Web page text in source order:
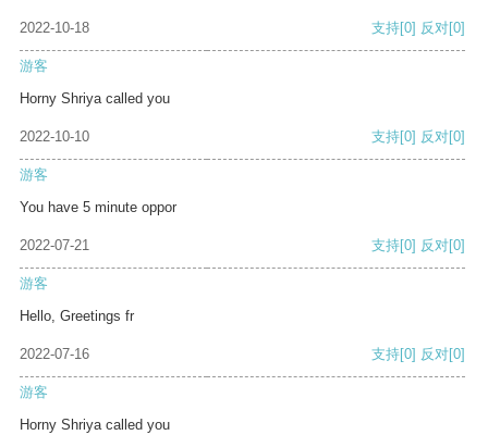
2022-10-18 支持[0] 反对[0]
游客
Horny Shriya called you
2022-10-10 支持[0] 反对[0]
游客
You have 5 minute oppor
2022-07-21 支持[0] 反对[0]
游客
Hello, Greetings fr
2022-07-16 支持[0] 反对[0]
游客
Horny Shriya called you